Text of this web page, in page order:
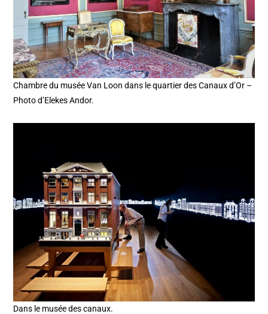
Chambre du musée Van Loon dans le quartier des Canaux d’Or –
Photo d’Elekes Andor.
Dans le musée des canaux.